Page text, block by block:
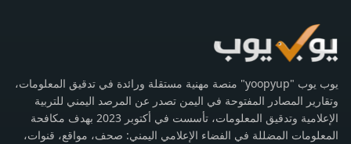
يوب يوب "yoopyup" منصة مهنية مستقلة ورائدة في تدقيق المعلومات،
وتقارير المصادر المفتوحة في اليمن تصدر عن المرصد اليمني للتربية
الإعلامية وتدقيق المعلومات، تأسست في أكتوبر 2023 بهدف مكافحة
المعلومات المضللة في الفضاء الإعلامي اليمني: صحف، مواقع، قنوات،